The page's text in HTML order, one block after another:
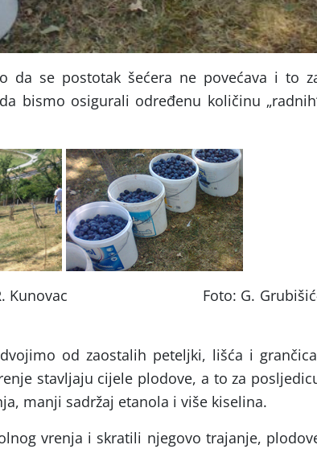
da se postotak šećera ne povećava i to
bismo osigurali određenu količinu
Foto: G.
od zaostalih peteljki, lišća i
stavljaju cijele plodove, a to za
manji sadržaj etanola i više kiselina.
vrenja i skratili njegovo trajanje,